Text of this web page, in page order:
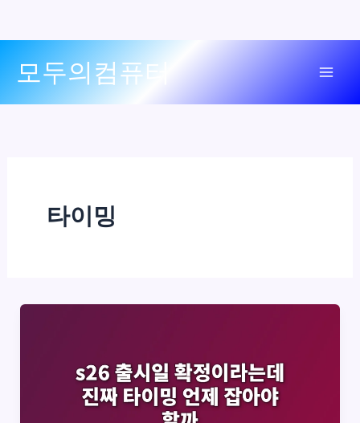
모두의컴퓨터
타이밍